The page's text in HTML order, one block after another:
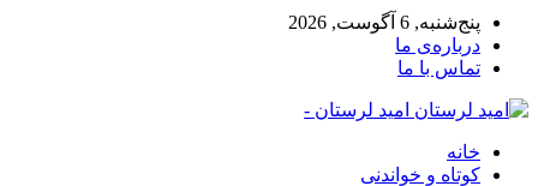
پنج‌شنبه, 6 آگوست, 2026
درباره‌ی ما
تماس با ما
امید لرستان -
خانه
کوتاه و خواندنی